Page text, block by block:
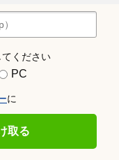
ください
PC
に
取る